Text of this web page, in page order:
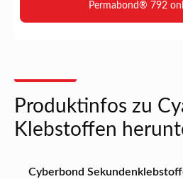
Permabond® 792
Produktinfos zu
Klebstoffen
Cyberbond